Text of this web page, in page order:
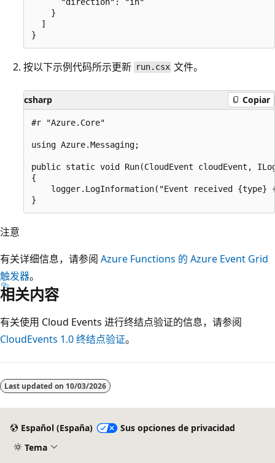
    }
  ]
按以下示例代码所示更新 run.csx 文件。
csharp Copiar
#r "Azure.Core"
using Azure.Messaging;
public static void Run(CloudEvent cloudEvent,
{
logger.LogInformation("Event received {type}
注意
有关详细信息，请参阅 Azure Functions 的 Azure Event Grid
触发器。
相关内容
有关使用 Cloud Events 进行终结点验证的信息，请参阅
CloudEvents 1.0 终结点验证。
Last updated on 10/03/2026
Español (España)
Sus opciones de privacidad
Tema